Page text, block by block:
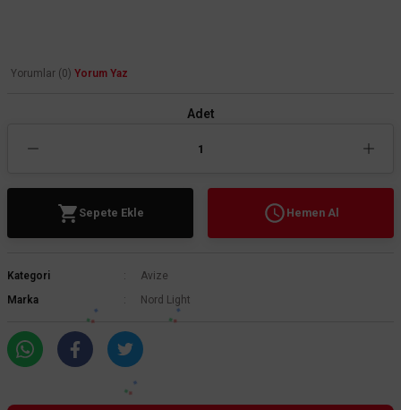
Yorumlar (0) Yorum Yaz
Adet
Sepete Ekle Hemen Al
Kategori
Avize
Marka
Nord Light